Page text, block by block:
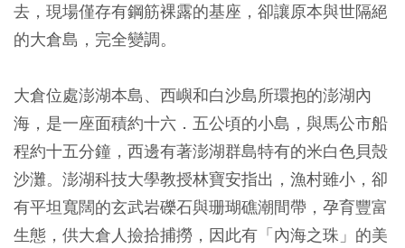
去，現場僅存有鋼筋裸露的基座，卻讓原本與世隔絕
的大倉島，完全變調。
大倉位處澎湖本島、西嶼和白沙島所環抱的澎湖內
海，是一座面積約十六．五公頃的小島，與馬公市船
程約十五分鐘，西邊有著澎湖群島特有的米白色貝殼
沙灘。澎湖科技大學教授林寶安指出，漁村雖小，卻
有平坦寬闊的玄武岩礫石與珊瑚礁潮間帶，孕育豐富
生態，供大倉人撿拾捕撈，因此有「內海之珠」的美